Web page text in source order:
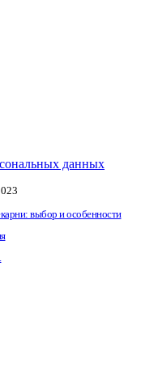
данных
выбор и особенности